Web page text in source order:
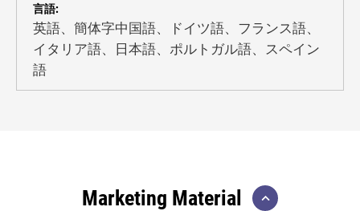
言語:
英語、簡体字中国語、ドイツ語、フランス語、
イタリア語、日本語、ポルトガル語、スペイン
語
Marketing Material